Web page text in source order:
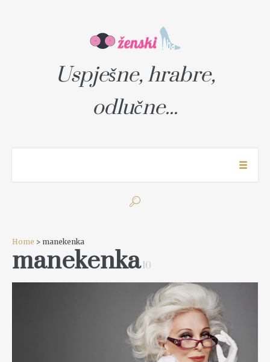
Uspješne, hrabre,
odlučne...
Home > manekenka
manekenka10
READ MORE